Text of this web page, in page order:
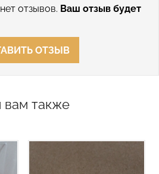
отзывов. Ваш отзыв будет
ОТЗЫВ
вам также